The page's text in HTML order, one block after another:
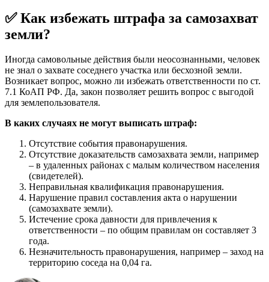
✅ Как избежать штрафа за самозахват
земли?
Иногда самовольные действия были неосознанными, человек
не знал о захвате соседнего участка или бесхозной земли.
Возникает вопрос, можно ли избежать ответственности по ст.
7.1 КоАП РФ. Да, закон позволяет решить вопрос с выгодой
для землепользователя.
В каких случаях не могут выписать штраф:
Отсутствие события правонарушения.
Отсутствие доказательств самозахвата земли, например
– в удаленных районах с малым количеством населения
(свидетелей).
Неправильная квалификация правонарушения.
Нарушение правил составления акта о нарушении
(самозахвате земли).
Истечение срока давности для привлечения к
ответственности – по общим правилам он составляет 3
года.
Незначительность правонарушения, например – заход на
территорию соседа на 0,04 га.